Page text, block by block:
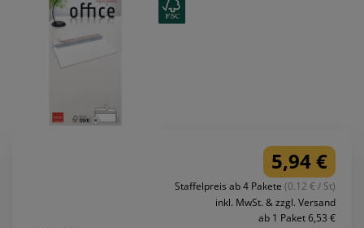
5,94 €
Staffelpreis ab 4 Pakete (0.12 € / St)
inkl. MwSt. & zzgl. Versand
ab 1 Paket 6,53 €